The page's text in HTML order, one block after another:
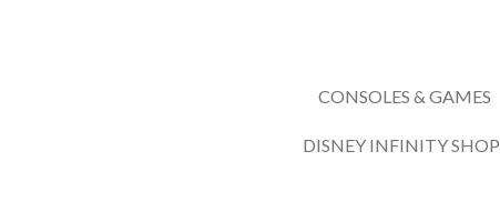
CONSOLES & GAMES
DISNEY INFINITY SHOP